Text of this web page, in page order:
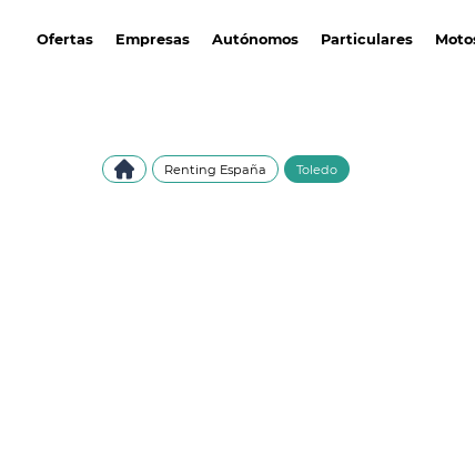
Ofertas Empresas Autónomos Particulares
Renting España Toledo